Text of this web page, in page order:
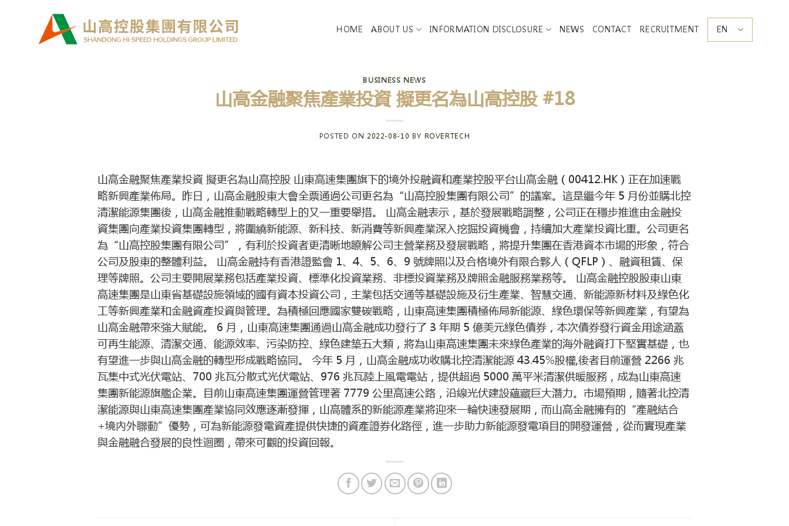
HOME ABOUT US INFORMATION DISCLOSURE NEWS CONTACT RECRUITMENT EN
BUSINESS NEWS
山高金融聚焦產業投資 擬更名為山高控股 #18
POSTED ON 2022-08-10 BY ROVERTECH
山高金融聚焦產業投資 擬更名為山高控股 山東高速集團旗下的境外投融資和產業控股平台山高金融（00412.HK）正在加速戰
略新興產業佈局。昨日，山高金融股東大會全票通過公司更名為“山高控股集團有限公司”的議案。這是繼今年 5 月份並購北控
清潔能源集團後，山高金融推動戰略轉型上的又一重要舉措。 山高金融表示，基於發展戰略調整，公司正在穩步推進由金融投
資集團向產業投資集團轉型，將圍繞新能源、新科技、新消費等新興產業深入挖掘投資機會，持續加大產業投資比重。公司更名
為“山高控股集團有限公司”，有利於投資者更清晰地瞭解公司主營業務及發展戰略，將提升集團在香港資本市場的形象，符合
公司及股東的整體利益。 山高金融持有香港證監會 1、4、5、6、9 號牌照以及合格境外有限合夥人（QFLP）、融資租賃、保
理等牌照。公司主要開展業務包括產業投資、標準化投資業務、非標投資業務及牌照金融服務業務等。 山高金融控股股東山東
高速集團是山東省基礎設施領域的國有資本投資公司，主業包括交通等基礎設施及衍生產業、智慧交通、新能源新材料及綠色化
工等新興產業和金融資產投資與管理。為積極回應國家雙碳戰略，山東高速集團積極佈局新能源、綠色環保等新興產業，有望為
山高金融帶來強大賦能。 6 月，山東高速集團通過山高金融成功發行了 3 年期 5 億美元綠色債券，本次債券發行資金用途涵蓋
可再生能源、清潔交通、能源效率、污染防控、綠色建築五大類，將為山東高速集團未來綠色產業的海外融資打下堅實基礎，也
有望進一步與山高金融的轉型形成戰略協同。 今年 5 月，山高金融成功收購北控清潔能源 43.45%股權,後者目前運營 2266 兆
瓦集中式光伏電站、700 兆瓦分散式光伏電站、976 兆瓦陸上風電電站，提供超過 5000 萬平米清潔供暖服務，成為山東高速
集團新能源旗艦企業。目前山東高速集團運營管理著 7779 公里高速公路，沿線光伏建設蘊藏巨大潛力。市場預期，隨著北控清
潔能源與山東高速集團產業協同效應逐漸發揮，山高體系的新能源產業將迎來一輪快速發展期，而山高金融擁有的“產融結合
+境內外聯動”優勢，可為新能源發電資產提供快捷的資產證券化路徑，進一步助力新能源發電項目的開發運營，從而實現產業
與金融融合發展的良性迴圈，帶來可觀的投資回報。